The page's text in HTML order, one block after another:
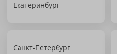
Екатеринбург
Санкт-Петербург